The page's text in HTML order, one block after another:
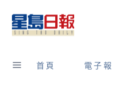
content
首頁 電子報